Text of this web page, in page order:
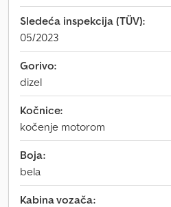
Sledeća inspekcija (TÜV):
05/2023
Gorivo:
dizel
Kočnice:
kočenje motorom
Boja:
bela
Kabina vozača: